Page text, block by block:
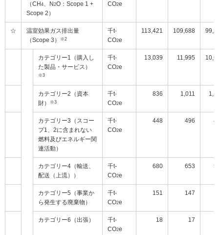
（CH 4、N 2O：Scope 1 +
Scope 2）
CO2e
☆
温室効果ガス排出量
（Scope 3）
※2
千t-
CO2e
113,421 109,688
カテゴリー1（購入し
た製品・サービス）
※3
千t-
CO2e
13,039 11,995
カテゴリー2（資本
財）
※3
千t-
CO2e
836 1,011
カテゴリー3（スコー
プ1、2に含まれない
燃料及びエネルギー関
連活動）
千t-
CO2e
448 496
カテゴリー4（輸送、
配送（上流））
千t-
CO2e
680 653
カテゴリー5（事業か
ら発生する廃棄物）
千t-
CO2e
151 147
カテゴリー6（出張）
千t-
CO2e
18 17